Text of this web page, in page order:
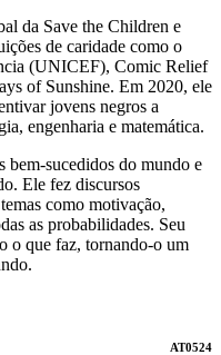
da Save the Children e
de caridade como o
(UNICEF), Comic Relief
of Sunshine. Em 2020, ele
jovens negros a
engenharia e matemática.
bem-sucedidos do mundo e
Ele fez discursos
como motivação,
as probabilidades. Seu
o que faz, tornando-o um
AT0524